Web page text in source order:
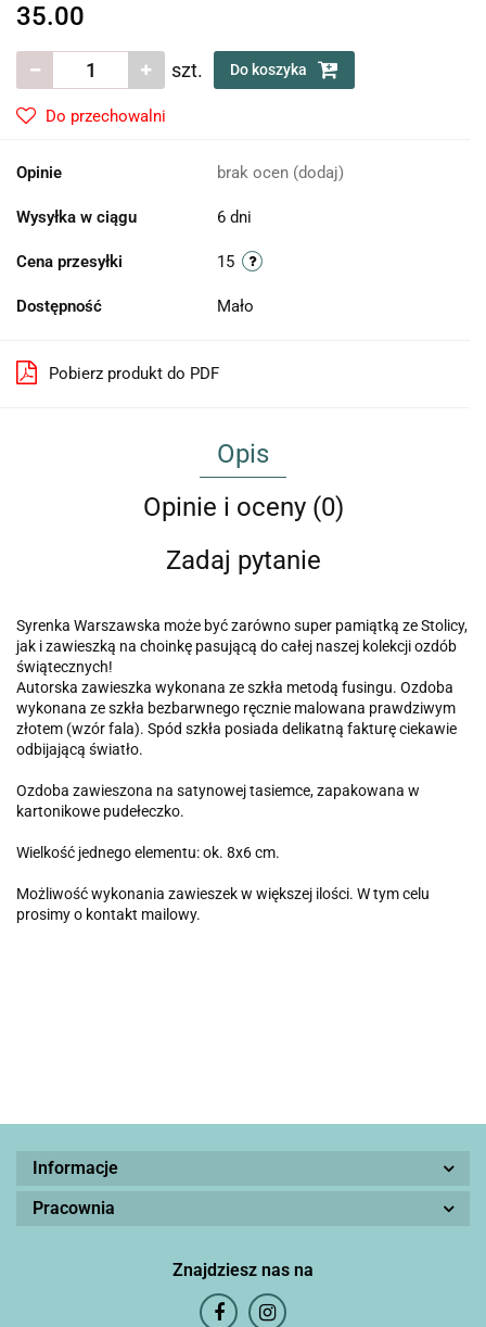
35.00
szt. Do koszyka
Do przechowalni
Opinie brak ocen (dodaj)
Wysyłka w ciągu 6 dni
Cena przesyłki 15
Dostępność Mało
Pobierz produkt do PDF
Opis
Opinie i oceny (0)
Zadaj pytanie
Syrenka Warszawska może być zarówno super pamiątką ze Stolicy,
jak i zawieszką na choinkę pasującą do całej naszej kolekcji ozdób
świątecznych!
Autorska zawieszka wykonana ze szkła metodą fusingu. Ozdoba
wykonana ze szkła bezbarwnego ręcznie malowana prawdziwym
złotem (wzór fala). Spód szkła posiada delikatną fakturę ciekawie
odbijającą światło.
Ozdoba zawieszona na satynowej tasiemce, zapakowana w
kartonikowe pudełeczko.
Wielkość jednego elementu: ok. 8x6 cm.
Możliwość wykonania zawieszek w większej ilości. W tym celu
prosimy o kontakt mailowy.
Informacje
Pracownia
Znajdziesz nas na